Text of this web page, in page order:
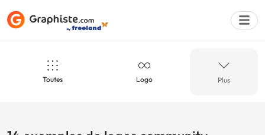
Déposer une
Toutes Logo Plus